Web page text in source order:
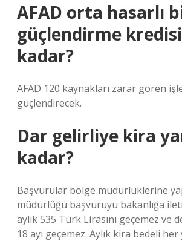
AFAD orta hasarlı
güçlendirme
kadar?
AFAD 120 kaynakları zarar gören
güçlendirecek.
Dar gelirliye kira
kadar?
Başvurular bölge müdürlüklerine
müdürlüğü başvuruyu bakanlığa
aylık 535 Türk Lirasını geçemez ve
18 ayı geçemez. Aylık kira bedeli